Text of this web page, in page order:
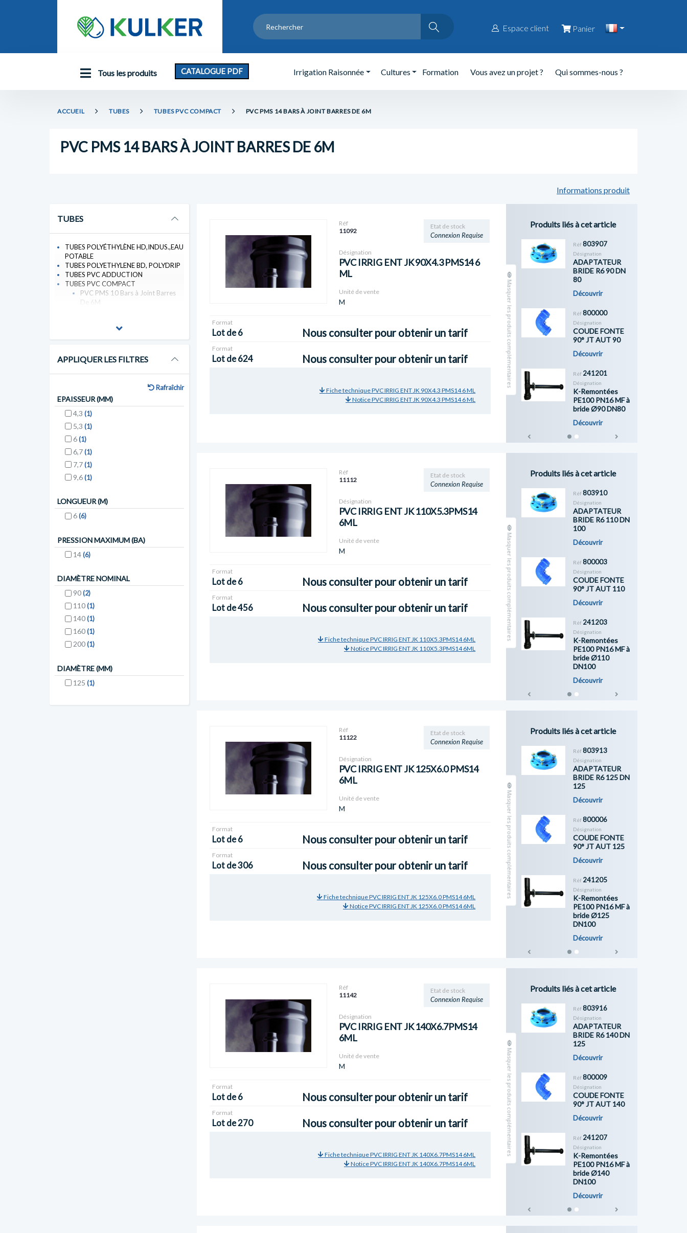
Espace client Panier
Tous les produits CATALOGUE PDF Qui sommes-nous ?
Vous avez un projet ?
Formation
Cultures
Irrigation Raisonnée
ACCUEIL TUBES TUBES PVC COMPACT PVC PMS 14 BARS À JOINT BARRES DE 6M
PVC PMS 14 BARS À JOINT BARRES DE 6M
Informations produit
TUBES
TUBES POLYÉTHYLÈNE HD,INDUS.,EAU
POTABLE
TUBES POLYETHYLENE BD, POLYDRIP
TUBES PVC ADDUCTION
TUBES PVC COMPACT
PVC PMS 10 Bars à Joint Barres
De 6M
APPLIQUER LES FILTRES
Rafraîchir
EPAISSEUR (MM)
4,3 (1)
5,3 (1)
6 (1)
6,7 (1)
7,7 (1)
9,6 (1)
LONGUEUR (M)
6 (6)
PRESSION MAXIMUM (BA)
14 (6)
DIAMÈTRE NOMINAL
90 (2)
110 (1)
140 (1)
160 (1)
200 (1)
DIAMÈTRE (MM)
125 (1)
Etat de stock
Connexion Requise
Réf
11092
Désignation
PVC IRRIG ENT JK 90X4.3 PMS14 6
ML
Unité de vente
M
Format
Lot de 6 Nous consulter pour obtenir un tarif
Format
Lot de 624 Nous consulter pour obtenir un tarif
Fiche technique PVC IRRIG ENT JK 90X4.3 PMS14 6 ML
Notice PVC IRRIG ENT JK 90X4.3 PMS14 6 ML
Masquer les produits complémentaires
Produits liés à cet article
Réf803907
Désignation
ADAPTATEUR
BRIDE R6 90 DN
80
Découvrir
Réf800000
Désignation
COUDE FONTE
90° JT AUT 90
Découvrir
Réf 241201
Désignation
K-Remontées
PE100 PN16 MF à
bride Ø90 DN80
Découvrir
Previous
Etat de stock
Connexion Requise
Réf
11112
Désignation
PVC IRRIG ENT JK 110X5.3PMS14
6ML
Unité de vente
M
Format
Lot de 6 Nous consulter pour obtenir un tarif
Format
Lot de 456 Nous consulter pour obtenir un tarif
Fiche technique PVC IRRIG ENT JK 110X5.3PMS14 6ML
Notice PVC IRRIG ENT JK 110X5.3PMS14 6ML
Masquer les produits complémentaires
Produits liés à cet article
Réf803910
Désignation
ADAPTATEUR
BRIDE R6 110 DN
100
Découvrir
Réf800003
Désignation
COUDE FONTE
90° JT AUT 110
Découvrir
Réf 241203
Désignation
K-Remontées
PE100 PN16 MF à
bride Ø110
DN100
Découvrir
Previous
Etat de stock
Connexion Requise
Réf
11122
Désignation
PVC IRRIG ENT JK 125X6.0 PMS14
6ML
Unité de vente
M
Format
Lot de 6 Nous consulter pour obtenir un tarif
Format
Lot de 306 Nous consulter pour obtenir un tarif
Fiche technique PVC IRRIG ENT JK 125X6.0 PMS14 6ML
Notice PVC IRRIG ENT JK 125X6.0 PMS14 6ML
Masquer les produits complémentaires
Produits liés à cet article
Réf803913
Désignation
ADAPTATEUR
BRIDE R6 125 DN
125
Découvrir
Réf800006
Désignation
COUDE FONTE
90° JT AUT 125
Découvrir
Réf 241205
Désignation
K-Remontées
PE100 PN16 MF à
bride Ø125
DN100
Découvrir
Previous
Etat de stock
Connexion Requise
Réf
11142
Désignation
PVC IRRIG ENT JK 140X6.7PMS14
6ML
Unité de vente
M
Format
Lot de 6 Nous consulter pour obtenir un tarif
Format
Lot de 270 Nous consulter pour obtenir un tarif
Fiche technique PVC IRRIG ENT JK 140X6.7PMS14 6ML
Notice PVC IRRIG ENT JK 140X6.7PMS14 6ML
Masquer les produits complémentaires
Produits liés à cet article
Réf803916
Désignation
ADAPTATEUR
BRIDE R6 140 DN
125
Découvrir
Réf800009
Désignation
COUDE FONTE
90° JT AUT 140
Découvrir
Réf 241207
Désignation
K-Remontées
PE100 PN16 MF à
bride Ø140
DN100
Découvrir
Previous